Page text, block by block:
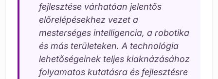
fejlesztése várhatóan jelentős
előrelépésekhez vezet a
mesterséges intelligencia, a robotika
és más területeken. A technológia
lehetőségeinek teljes kiaknázásához
folyamatos kutatásra és fejlesztésre